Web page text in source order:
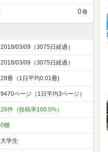
0冊
2018/03/09（3075日経過）
2018/03/09（3075日経過）
28冊（1日平均0.01冊)
9470ページ（1日平均3ページ）
28件（投稿率100.0%）
0棚
大学生